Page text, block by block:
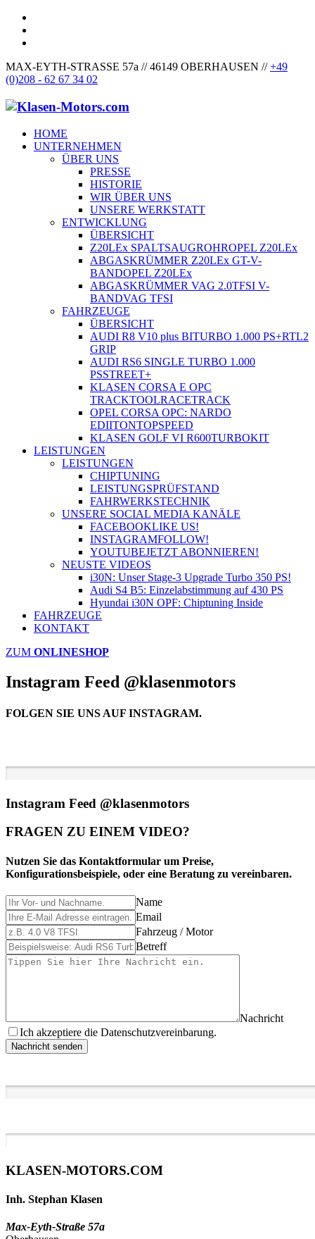
MAX-EYTH-STRASSE 57a // 46149 OBERHAUSEN //+49
(0)208 - 62 67 34 02
HOME
UNTERNEHMEN
ÜBER UNS
PRESSE
HISTORIE
WIR ÜBER UNS
UNSERE WERKSTATT
ENTWICKLUNG
ÜBERSICHT
Z20LEx SPALTSAUGROHROPEL Z20LEx
ABGASKRÜMMER Z20LEx GT-V-
BANDOPEL Z20LEx
ABGASKRÜMMER VAG 2.0TFSI V-
BANDVAG TFSI
FAHRZEUGE
ÜBERSICHT
AUDI R8 V10 plus BITURBO 1.000 PS+RTL2
GRIP
AUDI RS6 SINGLE TURBO 1.000
PSSTREET+
KLASEN CORSA E OPC
TRACKTOOLRACETRACK
OPEL CORSA OPC: NARDO
EDIITONTOPSPEED
KLASEN GOLF VI R600TURBOKIT
LEISTUNGEN
LEISTUNGEN
CHIPTUNING
LEISTUNGSPRÜFSTAND
FAHRWERKSTECHNIK
UNSERE SOCIAL MEDIA KANÄLE
FACEBOOKLIKE US!
INSTAGRAMFOLLOW!
YOUTUBEJETZT ABONNIEREN!
NEUSTE VIDEOS
i30N: Unser Stage-3 Upgrade Turbo 350 PS!
Audi S4 B5: Einzelabstimmung auf 430 PS
Hyundai i30N OPF: Chiptuning Inside
FAHRZEUGE
KONTAKT
ZUM ONLINESHOP
Instagram Feed @klasenmotors
FOLGEN SIE UNS AUF INSTAGRAM.
Instagram Feed @klasenmotors
FRAGEN ZU EINEM VIDEO?
Nutzen Sie das Kontaktformular um Preise,
Konfigurationsbeispiele, oder eine Beratung zu vereinbaren.
Name
Email
Fahrzeug / Motor
Betreff
Nachricht
Ich akzeptiere die Datenschutzvereinbarung.
Nachricht senden
KLASEN-MOTORS.COM
Inh. Stephan Klasen
Max-Eyth-Straße 57a